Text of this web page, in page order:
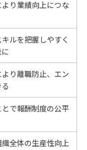
り業績向上につな
ルを把握しやすく
り離職防止、エン
で報酬制度の公平
全体の生産性向上